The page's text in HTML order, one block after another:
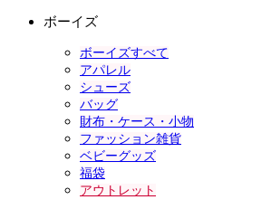
ボーイズ
ボーイズすべて
アパレル
シューズ
バッグ
財布・ケース・小物
ファッション雑貨
ベビーグッズ
福袋
アウトレット